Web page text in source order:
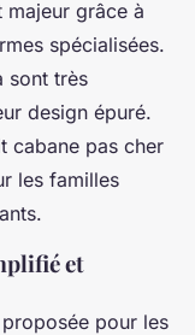
majeur grâce à
spécialisées.
sont très
design épuré.
cabane pas cher
les familles
et
pour les